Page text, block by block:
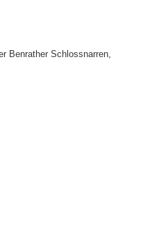
Benrather Schlossnarren,